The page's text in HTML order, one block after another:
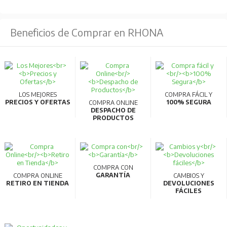
Beneficios de Comprar en RHONA
LOS MEJORES
PRECIOS Y OFERTAS
COMPRA ONLINE
DESPACHO DE
PRODUCTOS
COMPRA FÁCIL Y
100% SEGURA
COMPRA ONLINE
RETIRO EN TIENDA
COMPRA CON
GARANTÍA
CAMBIOS Y
DEVOLUCIONES
FÁCILES